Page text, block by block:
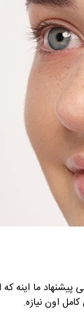
ما اینه که
اون نیازه.